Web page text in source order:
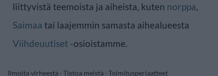
liittyvistä teemoista ja aiheista, kuten norppa,
Saimaa tai laajemmin samasta aihealueesta
Viihdeuutiset -osioistamme.
Ilmoita virheestä · Tietoa meistä · Toimitusperiaatteet